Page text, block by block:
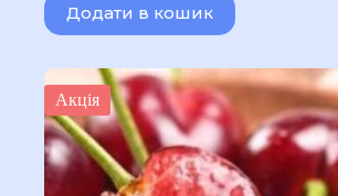
190,00 ₴.
150,00 ₴.
Додати в кошик
Акція